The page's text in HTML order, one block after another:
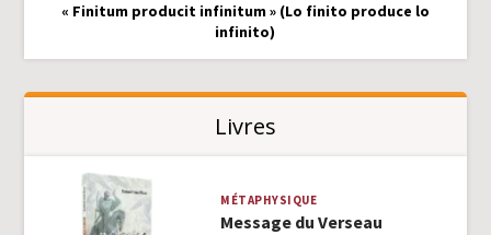
« Finitum producit infinitum » (Lo finito produce lo
infinito)
Livres
MÉTAPHYSIQUE
Message du Verseau